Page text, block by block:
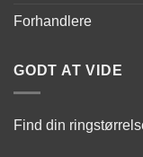
Forhandlere
GODT AT VIDE
Find din